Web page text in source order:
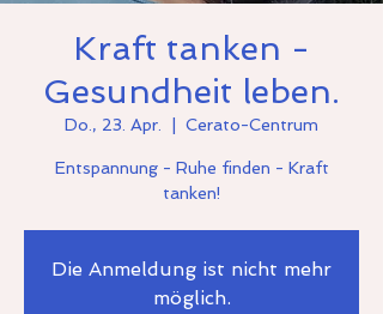
Kraft tanken -
Gesundheit leben.
Do., 23. Apr. Cerato-Centrum
Entspannung - Ruhe finden - Kraft
Die Anmeldung ist nicht mehr
möglich.